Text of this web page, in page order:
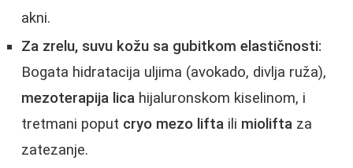
akni.
Za zrelu, suvu kožu sa gubitkom elastičnosti:
Bogata hidratacija uljima (avokado, divlja ruža),
mezoterapija lica hijaluronskom kiselinom, i
tretmani poput cryo mezo lifta ili miolifta za
zatezanje.